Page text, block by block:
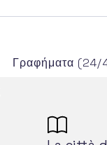
Γραφήματα (24/